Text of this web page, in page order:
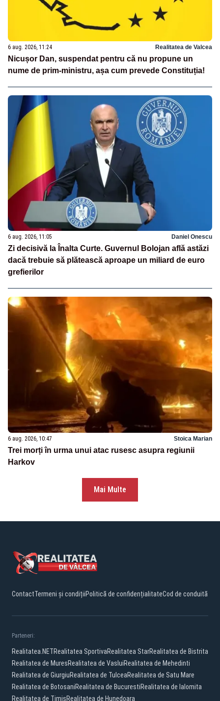
6 aug. 2026, 11:24 Realitatea de Valcea
Nicușor Dan, suspendat pentru că nu propune un
nume de prim-ministru, așa cum prevede Constituția!
6 aug. 2026, 11:05 Daniel Onescu
Zi decisivă la Înalta Curte. Guvernul Bolojan află astăzi
dacă trebuie să plătească aproape un miliard de euro
grefierilor
6 aug. 2026, 10:47 Stoica Marian
Trei morți în urma unui atac rusesc asupra regiunii
Harkov
Mai Multe
ContactTermeni și condițiiPolitică de confidențialitateCod de conduită
Parteneri:
Realitatea.NETRealitatea SportivaRealitatea StarRealitatea de Bistrita
Realitatea de MuresRealitatea de VasluiRealitatea de Mehedinti
Realitatea de GiurgiuRealitatea de TulceaRealitatea de Satu Mare
Realitatea de BotosaniRealitatea de BucurestiRealitatea de Ialomita
Realitatea de TimisRealitatea de Hunedoara